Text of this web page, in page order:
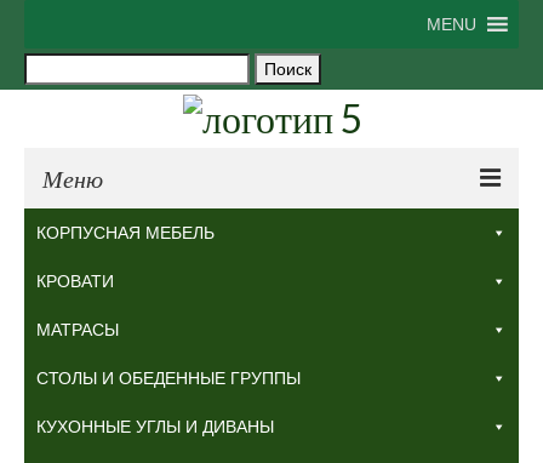
MENU
Поиск
Меню
● ГОСТИНАЯ
● СПАЛЬНЯ
● ПРИХОЖАЯ
● КУХНЯ
● ДЕТСКАЯ
КОРПУСНАЯ МЕБЕЛЬ
КРОВАТИ
МАТРАСЫ
СТОЛЫ И ОБЕДЕННЫЕ ГРУППЫ
КУХОННЫЕ УГЛЫ И ДИВАНЫ